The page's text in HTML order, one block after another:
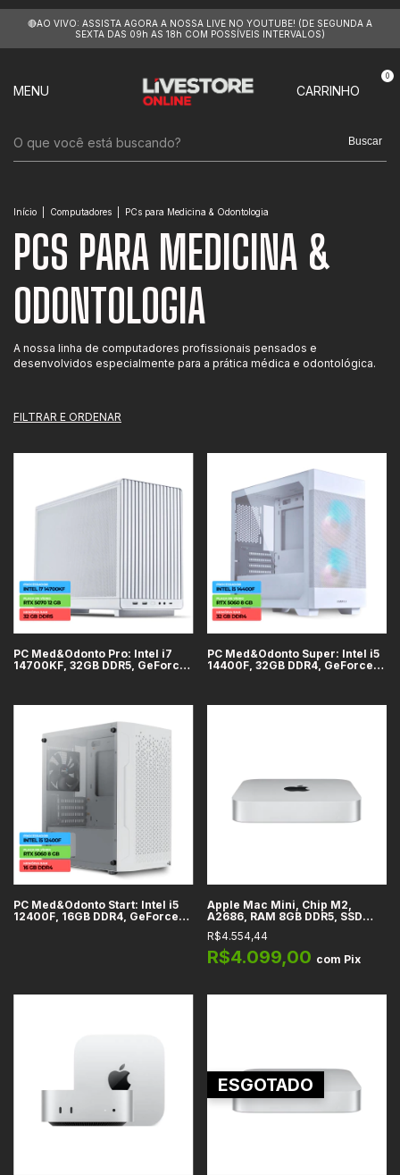
🔴AO VIVO: ASSISTA AGORA A NOSSA LIVE NO YOUTUBE! (DE SEGUNDA A
SEXTA DAS 09h AS 18h COM POSSÍVEIS INTERVALOS)
MENU CARRINHO
0
Buscar
Início Computadores PCs para Medicina & Odontologia
PCS PARA MEDICINA &
ODONTOLOGIA
A nossa linha de computadores profissionais pensados e
desenvolvidos especialmente para a prática médica e odontológica.
FILTRAR E ORDENAR
PC Med&Odonto Pro: Intel i7
14700KF, 32GB DDR5, GeForce
PC Med&Odonto Super: Intel i5
14400F, 32GB DDR4, GeForce
PC Med&Odonto Start: Intel i5
12400F, 16GB DDR4, GeForce
Apple Mac Mini, Chip M2,
A2686, RAM 8GB DDR5, SSD
512GB, WiFi 6E + Bluetooth 5.3,
Thunderbolt 4, HDMI, USB-C -
MMFK3LL/A
R$4.554,44
R$4.099,00 com Pix
ESGOTADO